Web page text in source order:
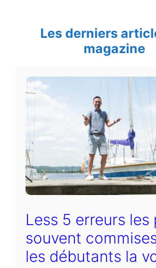
Les derniers
magazine
Less 5 erreurs les
souvent
les débutants la